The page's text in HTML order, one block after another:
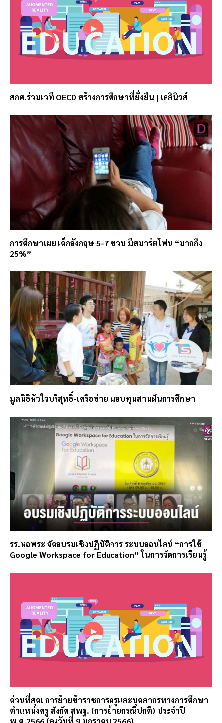
สกศ.ร่วมเวที OECD สร้างการศึกษาที่ยั่งยืน | เดลินิวส์
การศึกษาเผย เด็กอังกฤษ 5-7 ขวบ มีสมาร์ตโฟน “มากถึง
25%”
มูลนิธิหัวใจบริสุทธิ์-เครือข่าย มอบทุนสานฝันการศึกษา
รร.หอพระ จัดอบรมเชิงปฏิบัติการ ระบบออนไลน์ “การใช้
Google Workspace for Education” ในการจัดการเรียนรู้
ด่วนที่สุด! การย้ายข้าราชการครูและบุคลากรทางการศึกษา
ตำแหน่งครู สังกัด สพฐ. (การย้ายกรณีปกติ) ประจำปี